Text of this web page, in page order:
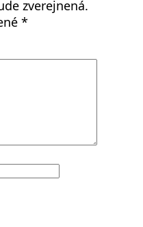
zverejnená.
*